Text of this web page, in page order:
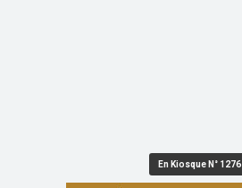
En Kiosque N° 1276